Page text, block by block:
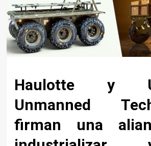
Haulotte y
Unmanned
firman una